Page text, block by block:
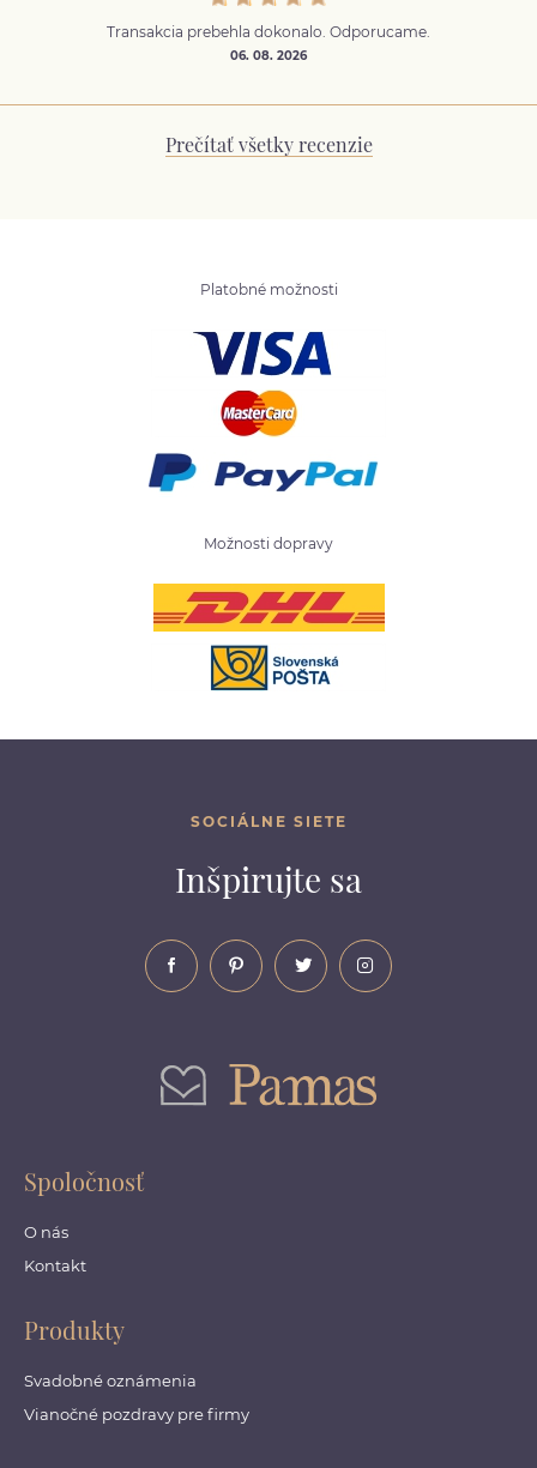
Transakcia prebehla dokonalo. Odporucame.
06. 08. 2026
Prečítať všetky recenzie
Platobné možnosti
Možnosti dopravy
SOCIÁLNE SIETE
Inšpirujte sa
Spoločnosť
O nás
Kontakt
Produkty
Svadobné oznámenia
Vianočné pozdravy pre firmy